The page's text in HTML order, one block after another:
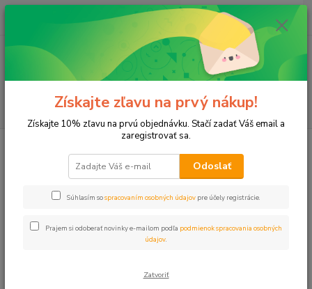
Menu
(Po-Pia, 8-17 hod.)
ks
za0 €
Dvojkrúžok ukončovací DN16
Dvojkrúžok ukončovací DN16
Získajte zľavu na prvý nákup!
Získajte 10% zľavu na prvú objednávku. Stačí zadať Váš email a
zaregistrovať sa.
Odoslať
Súhlasím sospracovaním osobných údajov pre účely registrácie.
Prajem si odoberať novinky e-mailom podľa podmienok spracovania osobných
údajov
Zatvoriť